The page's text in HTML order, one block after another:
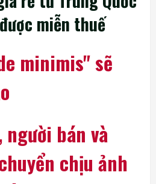
miễn thuế
minimis" sẽ
người bán và
chịu ảnh